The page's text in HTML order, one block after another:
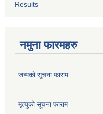
Results
नमुना फारमहरु
जन्मको सूचना फाराम
मृत्युको सूचना फाराम